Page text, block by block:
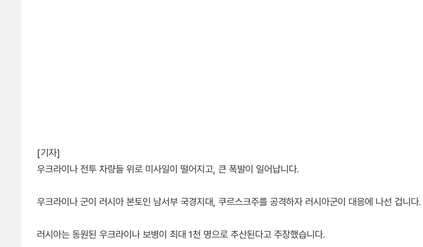
[기자]
우크라이나 전투 차량들 위로 미사일이 떨어지고, 큰 폭발이 일어납니다.
우크라이나 군이 러시아 본토인 남서부 국경지대, 쿠르스크주를 공격하자 러시아군이 대응에 나선 겁니다.
러시아는 동원된 우크라이나 보병이 최대 1천 명으로 추산된다고 주장했습니다.